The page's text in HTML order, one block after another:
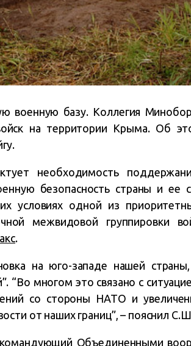
военную базу. Коллегия
на территории Крыма. Об
необходимость
безопасность страны и ее
условиях одной из
межвидовой группировки
.
на юго-западе нашей
“Во многом это связано с
со стороны НАТО и
от наших границ”, – пояснил
Объединенными